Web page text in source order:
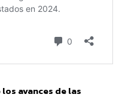
avances de las